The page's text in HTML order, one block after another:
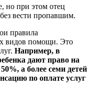
но при этом отец
вести пропавшим.
правила
видов помощи. Это
Например, в
дают право на
а более семи детей
по оплате услуг